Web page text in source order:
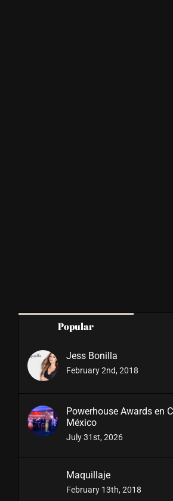
Popular
Jess Bonilla
February 2nd, 2018
Powerhouse Awards en
México
July 31st, 2026
Maquillaje
February 13th, 2018